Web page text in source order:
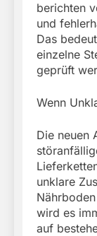
berichten
und
Das
einzelne
geprüft
Wenn
Die neuen
unklare
wird es
auf